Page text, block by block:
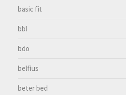
basic fit
bbl
bdo
belfius
beter bed